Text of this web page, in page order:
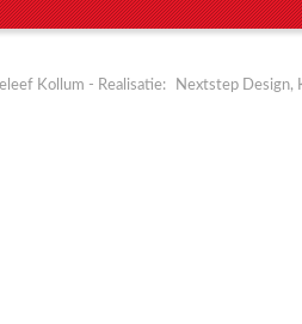
Kollum - Realisatie: Nextstep Design,